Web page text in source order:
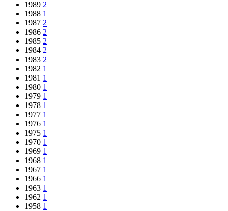
1989 2
1988 1
1987 2
1986 2
1985 2
1984 2
1983 2
1982 1
1981 1
1980 1
1979 1
1978 1
1977 1
1976 1
1975 1
1970 1
1969 1
1968 1
1967 1
1966 1
1963 1
1962 1
1958 1